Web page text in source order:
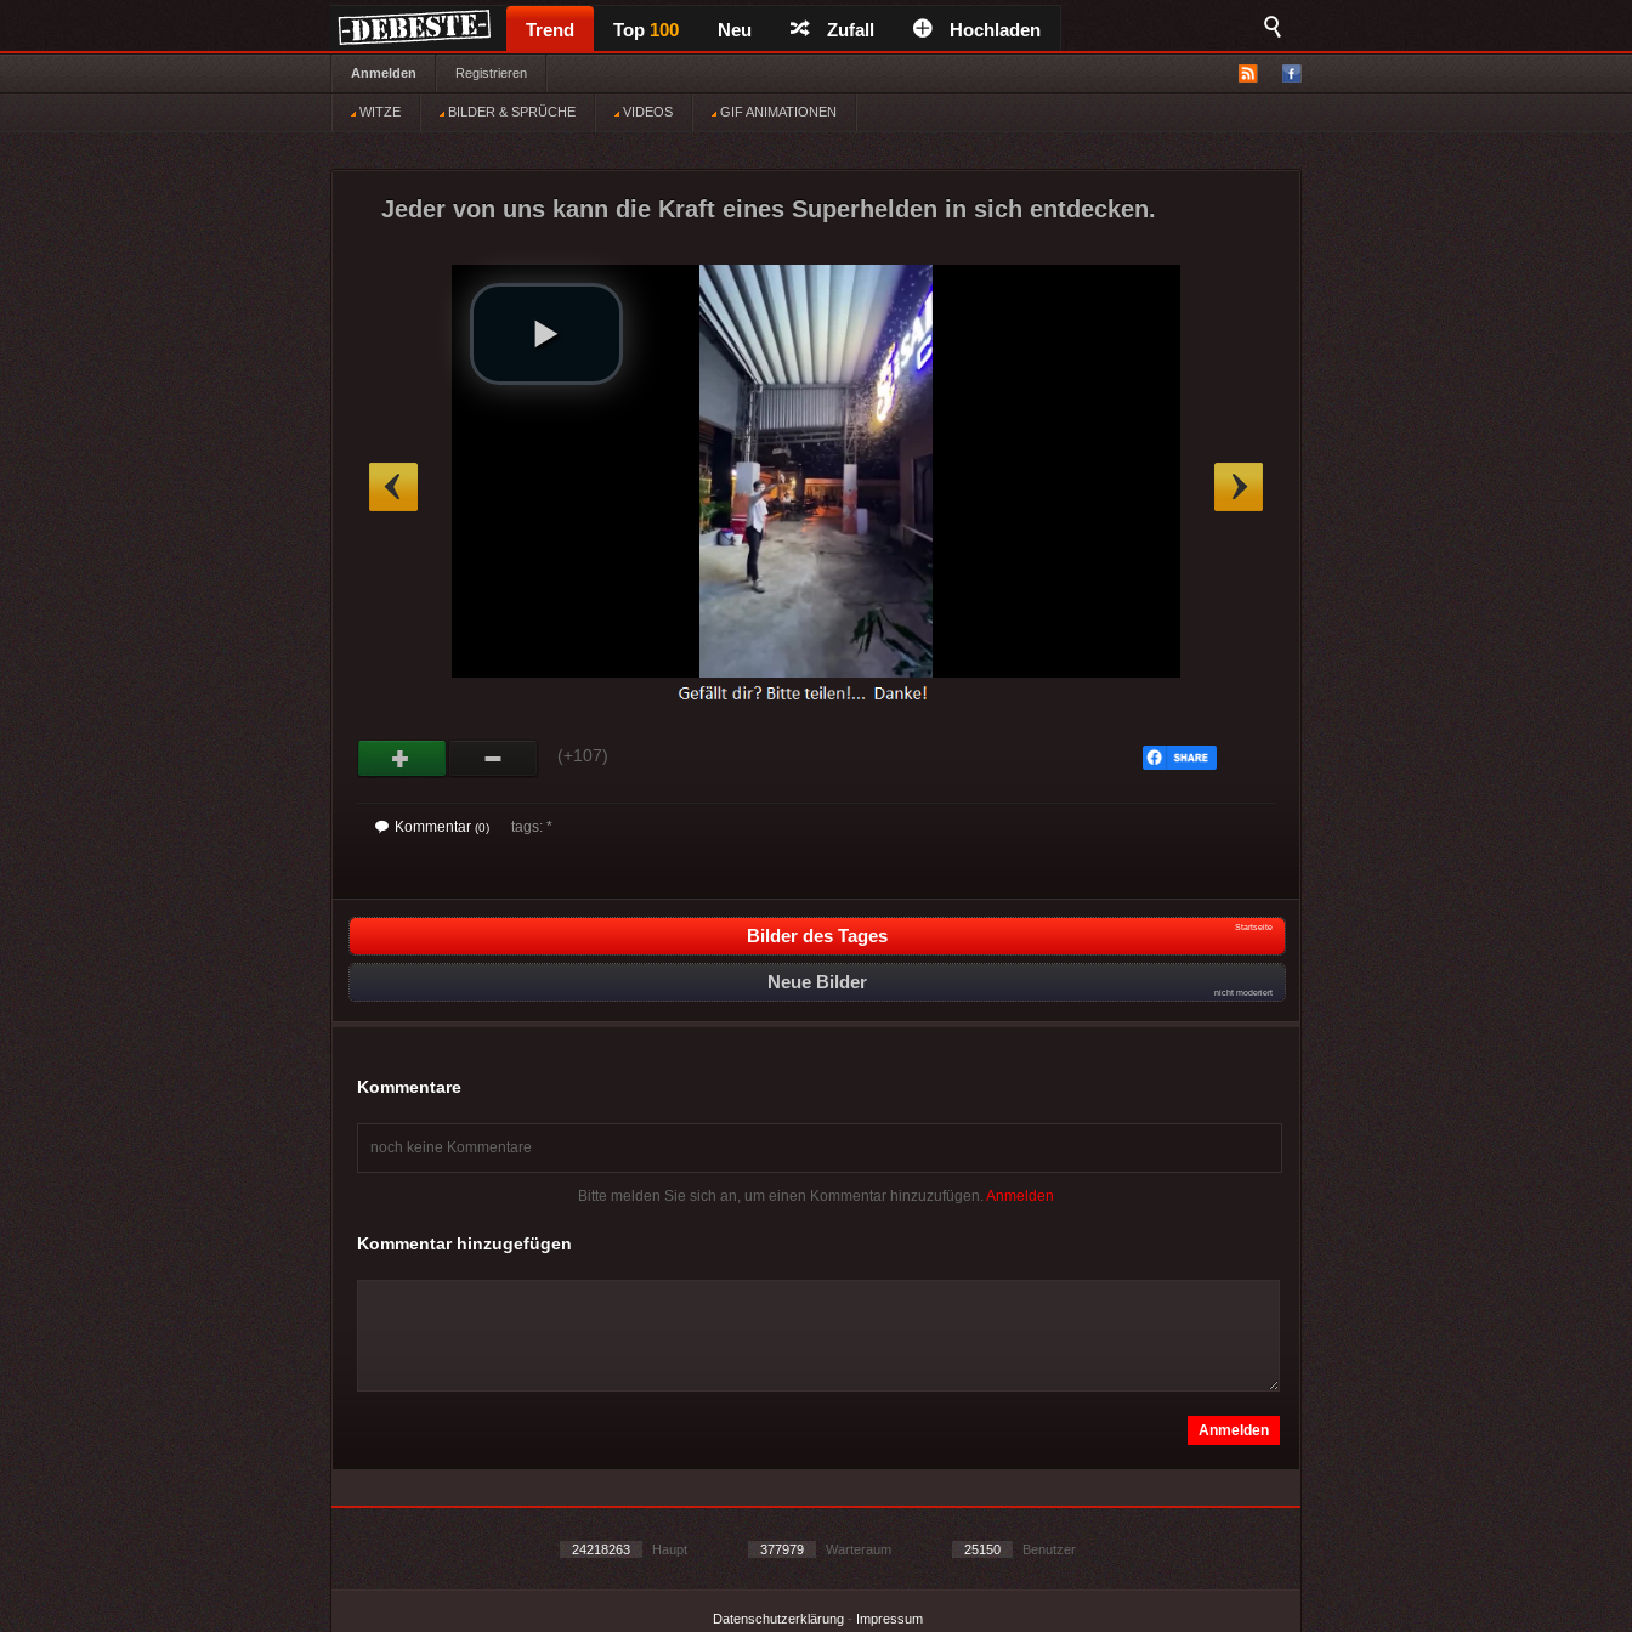
Trend Top 100 Neu Zufall Hochladen
Anmelden Registrieren
WITZE BILDER & SPRÜCHE VIDEOS GIF ANIMATIONEN
Jeder von uns kann die Kraft eines Superhelden in sich entdecken.
(+107)
Kommentar (0) tags: *
Bilder des Tages Startseite
Neue Bilder
nicht moderiert
Kommentare
noch keine Kommentare
Bitte melden Sie sich an, um einen Kommentar hinzuzufügen. Anmelden
Kommentar hinzugefügen
24218263 Haupt 377979 Warteraum 25150 Benutzer
Datenschutzerklärung- Impressum